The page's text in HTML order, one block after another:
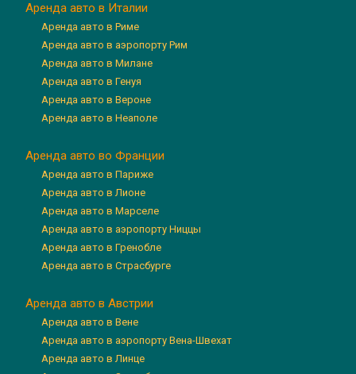
Аренда авто в Италии
Аренда авто в Риме
Аренда авто в аэропорту Рим
Аренда авто в Милане
Аренда авто в Генуя
Аренда авто в Вероне
Аренда авто в Неаполе
Аренда авто во Франции
Аренда авто в Париже
Аренда авто в Лионе
Аренда авто в Марселе
Аренда авто в аэропорту Ниццы
Аренда авто в Гренобле
Аренда авто в Страсбурге
Аренда авто в Австрии
Аренда авто в Вене
Аренда авто в аэропорту Вена-Швехат
Аренда авто в Линце